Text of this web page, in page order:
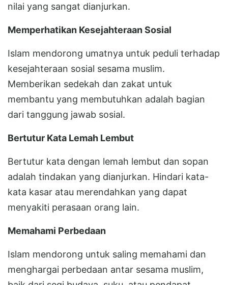
nilai yang sangat dianjurkan.
Memperhatikan Kesejahteraan Sosial
Islam mendorong umatnya untuk peduli terhadap
kesejahteraan sosial sesama muslim.
Memberikan sedekah dan zakat untuk
membantu yang membutuhkan adalah bagian
dari tanggung jawab sosial.
Bertutur Kata Lemah Lembut
Bertutur kata dengan lemah lembut dan sopan
adalah tindakan yang dianjurkan. Hindari kata-
kata kasar atau merendahkan yang dapat
menyakiti perasaan orang lain.
Memahami Perbedaan
Islam mendorong untuk saling memahami dan
menghargai perbedaan antar sesama muslim,